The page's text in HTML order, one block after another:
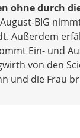
ohne durch
BIG
Außerdem
Ein- und
von den
und die Frau